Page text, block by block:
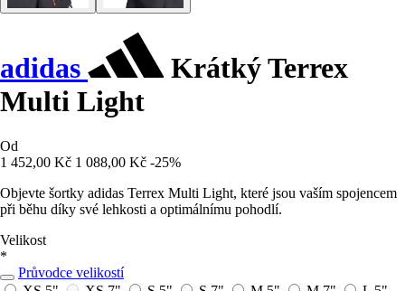
adidas
Krátký Terrex
Multi Light
Od
1 452,00 Kč 1 088,00 Kč -25%
Objevte šortky adidas Terrex Multi Light, které jsou vaším spojencem
při běhu díky své lehkosti a optimálnímu pohodlí.
Velikost
*
Průvodce velikostí